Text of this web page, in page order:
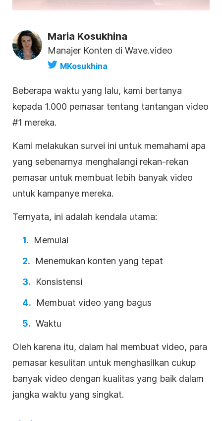
Maria Kosukhina
Manajer Konten di Wave.video
MKosukhina
Beberapa waktu yang lalu, kami bertanya
kepada 1.000 pemasar tentang tantangan video
#1 mereka.
Kami melakukan survei ini untuk memahami apa
yang sebenarnya menghalangi rekan-rekan
pemasar untuk membuat lebih banyak video
untuk kampanye mereka.
Ternyata, ini adalah kendala utama:
Memulai
Menemukan konten yang tepat
Konsistensi
Membuat video yang bagus
Waktu
Oleh karena itu, dalam hal membuat video, para
pemasar kesulitan untuk menghasilkan cukup
banyak video dengan kualitas yang baik dalam
jangka waktu yang singkat.